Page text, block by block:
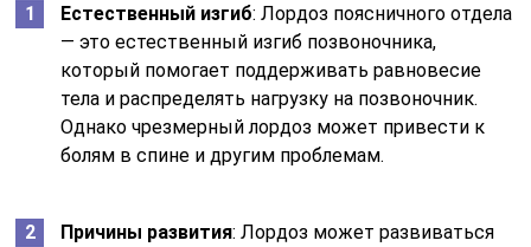
Естественный изгиб: Лордоз поясничного отдела
— это естественный изгиб позвоночника,
который помогает поддерживать равновесие
тела и распределять нагрузку на позвоночник.
Однако чрезмерный лордоз может привести к
болям в спине и другим проблемам.
Причины развития: Лордоз может развиваться